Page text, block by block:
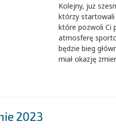
Kolejny, już
którzy startowali
które pozwoli Ci
atmosferę
będzie bieg
miał okazję
2023